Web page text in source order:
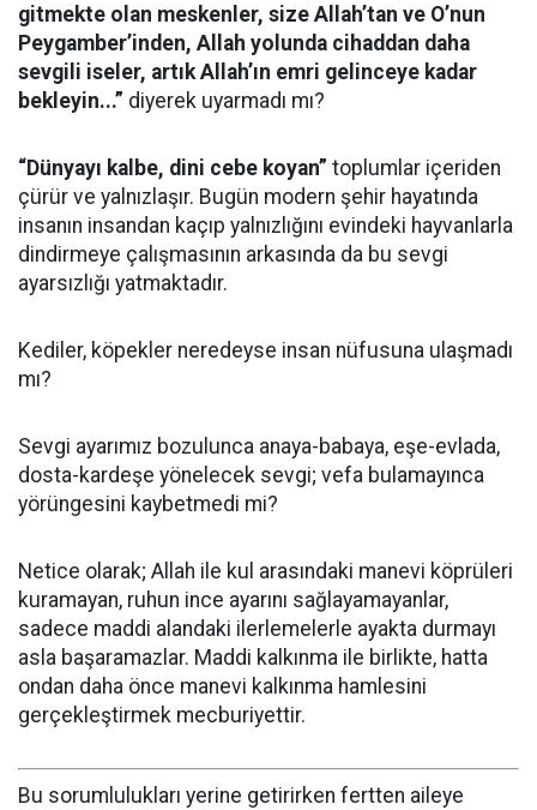
gitmekte olan meskenler, size Allah’tan ve O’nun
Peygamber’inden, Allah yolunda cihaddan daha
sevgili iseler, artık Allah’ın emri gelinceye kadar
bekleyin...” diyerek uyarmadı mı?
“Dünyayı kalbe, dini cebe koyan” toplumlar içeriden
çürür ve yalnızlaşır. Bugün modern şehir hayatında
insanın insandan kaçıp yalnızlığını evindeki hayvanlarla
dindirmeye çalışmasının arkasında da bu sevgi
ayarsızlığı yatmaktadır.
Kediler, köpekler neredeyse insan nüfusuna ulaşmadı
mı?
Sevgi ayarımız bozulunca anaya-babaya, eşe-evlada,
dosta-kardeşe yönelecek sevgi; vefa bulamayınca
yörüngesini kaybetmedi mi?
Netice olarak; Allah ile kul arasındaki manevi köprüleri
kuramayan, ruhun ince ayarını sağlayamayanlar,
sadece maddi alandaki ilerlemelerle ayakta durmayı
asla başaramazlar. Maddi kalkınma ile birlikte, hatta
ondan daha önce manevi kalkınma hamlesini
gerçekleştirmek mecburiyettir.
Bu sorumlulukları yerine getirirken fertten aileye